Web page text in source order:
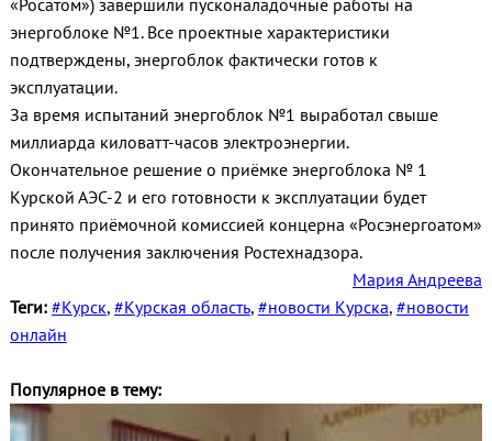
энергоблоке №1. Все проектные характеристики
подтверждены, энергоблок фактически готов к
эксплуатации.
За время испытаний энергоблок №1 выработал свыше
миллиарда киловатт-часов электроэнергии.
Окончательное решение о приёмке энергоблока № 1
Курской АЭС-2 и его готовности к эксплуатации будет
принято приёмочной комиссией концерна «Росэнергоатом»
после получения заключения Ростехнадзора.
Мария Андреева
Теги: #Курск, #Курская область, #новости Курска, #новости
онлайн
Популярное в тему: